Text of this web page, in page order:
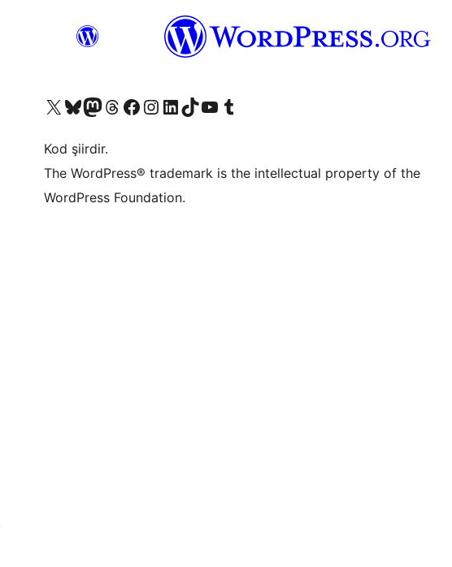
X (eski Twitter) hesabımıza bakın
Bluesky hesabımızı ziyaret edinMastodon hesabımızı ziyaret edinThreads hesabımızı ziyaret edinFacebook sayfamızı ziyaret edinInstagram hesabımızı ziyaret edinLinkedIn hesabımızı ziyaret edinTikTok hesabımızı ziyaret edinYouTube kanalımızı ziyaret edinTumblr hesabımızı ziyaret edin
Kod şiirdir.
The WordPress® trademark is the intellectual property of the
WordPress Foundation.